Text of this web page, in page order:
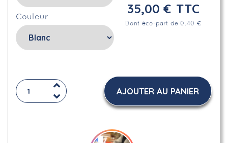
Couleur
35,00 € TTC
Dont éco-part de 0.40 €
AJOUTER AU PANIER